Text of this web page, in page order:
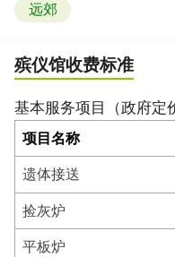
占总投资的47.6%，区
况：现有干部职工20人
员17人。设有馆长1名
员1名，开票室工作人
车间工作人员6名。二
楼区、服务楼区、守灵
区、车库区等6大服务
普通程控炉、3辆殡仪
远郊
殡仪馆收费标准
基本服务项目（政府定
项目名称
遗体接送
捡灰炉
平板炉